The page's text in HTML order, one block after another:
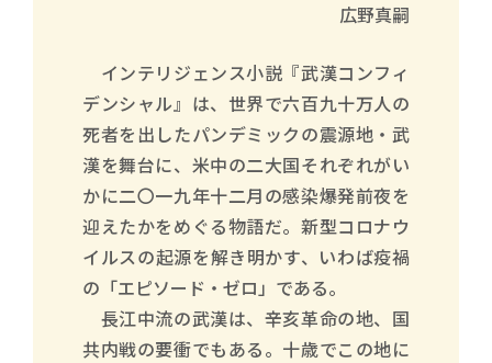
広野真嗣
インテリジェンス小説『武漢コンフィ
デンシャル』は、世界で六百九十万人の
死者を出したパンデミックの震源地・武
漢を舞台に、米中の二大国それぞれがい
かに二〇一九年十二月の感染爆発前夜を
迎えたかをめぐる物語だ。新型コロナウ
イルスの起源を解き明かす、いわば疫禍
の「エピソード・ゼロ」である。
長江中流の武漢は、辛亥革命の地、国
共内戦の要衝でもある。十歳でこの地に